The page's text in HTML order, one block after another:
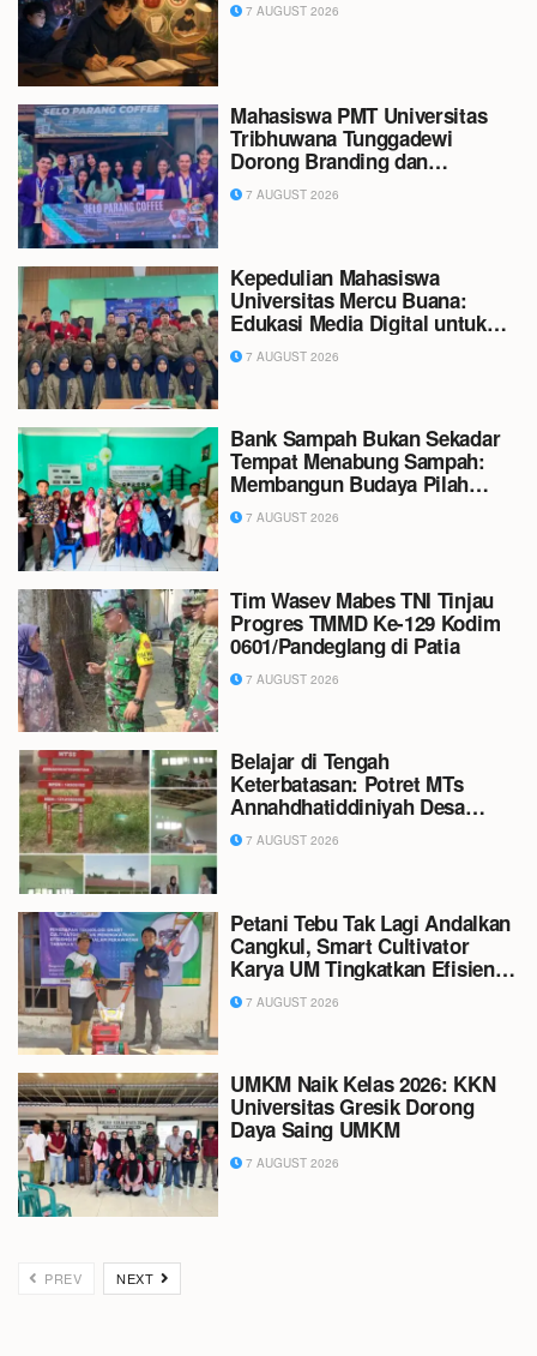
7 AUGUST 2026
Mahasiswa PMT Universitas
Tribhuwana Tunggadewi
Dorong Branding dan
Digitalisasi UMKM di Dusun
Gagar dan Dusun Sayang
7 AUGUST 2026
Kepedulian Mahasiswa
Universitas Mercu Buana:
Edukasi Media Digital untuk
Generasi Muda Melalui Kuliah
Peduli Negeri di SMK
7 AUGUST 2026
Bank Sampah Bukan Sekadar
Tempat Menabung Sampah:
Membangun Budaya Pilah
Sampah dari Rumah
7 AUGUST 2026
Tim Wasev Mabes TNI Tinjau
Progres TMMD Ke-129 Kodim
0601/Pandeglang di Patia
7 AUGUST 2026
Belajar di Tengah
Keterbatasan: Potret MTs
Annahdhatiddiniyah Desa
Dusun Mudo
7 AUGUST 2026
Petani Tebu Tak Lagi Andalkan
Cangkul, Smart Cultivator
Karya UM Tingkatkan Efisiensi
Perawatan Lahan di Kediri
7 AUGUST 2026
UMKM Naik Kelas 2026: KKN
Universitas Gresik Dorong
Daya Saing UMKM
7 AUGUST 2026
PREV NEXT